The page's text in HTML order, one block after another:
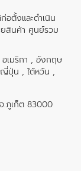
อตั้งและดำเนิน
ยสินค้า ศูนย์รวม
เมริกา , อังกฤษ
ญี่ปุ่น , ใต้หวัน ,
.ภูเก็ต 83000